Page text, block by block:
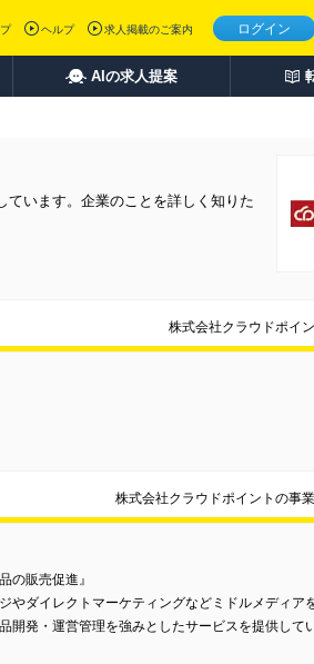
ログイン
ヘルプ 求人掲載のご案内
AIの求人提案
います。企業のことを詳しく知りた
株式会社クラウドポイ
株式会社クラウドポイントの事
の販売促進』
やダイレクトマーケティングなどミドルメディア
開発・運営管理を強みとしたサービスを提供して